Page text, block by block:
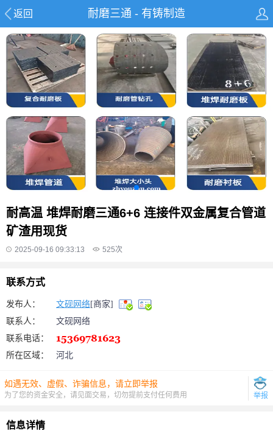
返回 耐磨三通 - 有铸制造
耐高温 堆焊耐磨三通6+6 连接件双金属复合管道
矿渣用现货
2025-09-16 09:33:13 525次
联系方式
发布人： 文砚网络[商家]
联系人：
文砚网络
联系电话：
所在区域：
河北
如遇无效、虚假、诈骗信息，请立即举报
为了您的资金安全，请见面交易，切勿提前支付任何费用 举报
信息详情